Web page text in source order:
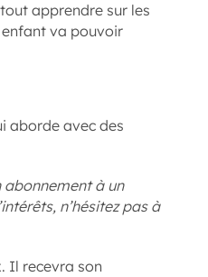
apprendre sur les
va pouvoir
aborde avec des
abonnement à un
n’hésitez pas à
Il recevra son